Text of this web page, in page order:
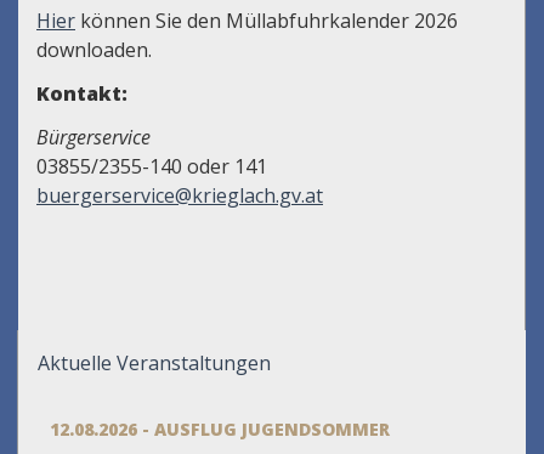
Hier können Sie den Müllabfuhrkalender 2026
downloaden.
Kontakt:
Bürgerservice
03855/2355-140 oder 141
buergerservice@krieglach.gv.at
Aktuelle Veranstaltungen
12.08.2026 - AUSFLUG JUGENDSOMMER